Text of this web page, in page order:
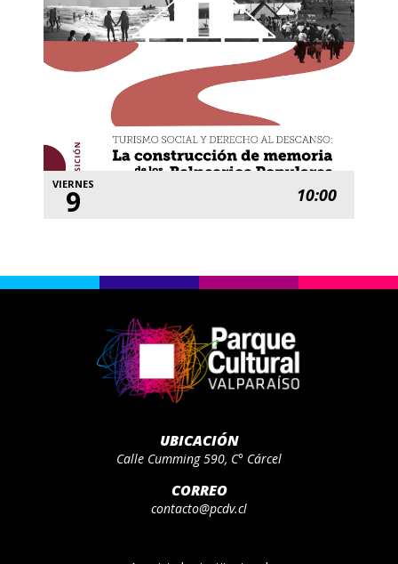
VIERNES
9 10:00
UBICACIÓN
Calle Cumming 590, C° Cárcel
CORREO
contacto@pcdv.cl